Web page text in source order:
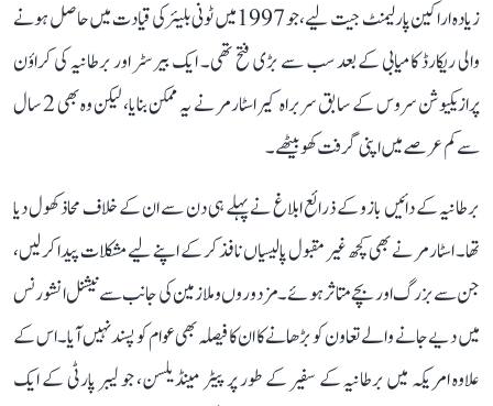
زیادہ اراکین پارلیمنٹ جیت لیے، جو 1997 میں ٹونی بلیئر کی قیادت میں حاصل ہونے
والی ریکارڈ کامیابی کے بعد سب سے بڑی فتح تھی۔ ایک بیرسٹر اور برطانیہ کی کراؤن
پرازیکیوشن سروس کے سابق سربراہ کیر اسٹارمر نے یہ ممکن بنایا، لیکن وہ بھی 2 سال
سے کم عرصے میں اپنی گرفت کھو بیٹھے۔
برطانیہ کے دائیں بازو کے ذرائع ابلاغ نے پہلے ہی دن سے ان کے خلاف محاذ کھول دیا
تھا۔ اسٹارمر نے بھی کچھ غیر مقبول پالیسیاں نافذ کر کے اپنے لیے مشکلات پیدا کر لیں،
جن سے بزرگ اور بچے متاثر ہوئے۔ مزدوروں و ملازمین کی جانب سے نیشنل انشورنس
میں دیے جانے والے تعاون کو بڑھانے کا ان کا فیصلہ بھی عوام کو پسند نہیں آیا۔ اس کے
علاوہ امریکہ میں برطانیہ کے سفیر کے طور پر پیٹر مینڈیلسن، جو لیبر پارٹی کے ایک